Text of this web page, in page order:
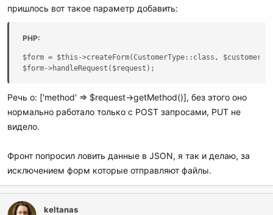
пришлось вот такое параметр добавить:
PHP:
$form = $this->createForm(CustomerType::class,
$form->handleRequest($request);
Речь о: ['method' => $request->getMethod()], без этого оно
нормально работало только с POST запросами, PUT не
видело.
Фронт попросил ловить данные в JSON, я так и делаю, за
исключением форм которые отправляют файлы.
keltanas